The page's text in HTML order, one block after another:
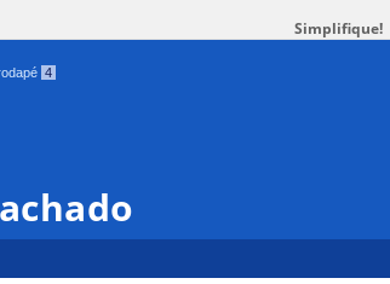
Simplifique!
4